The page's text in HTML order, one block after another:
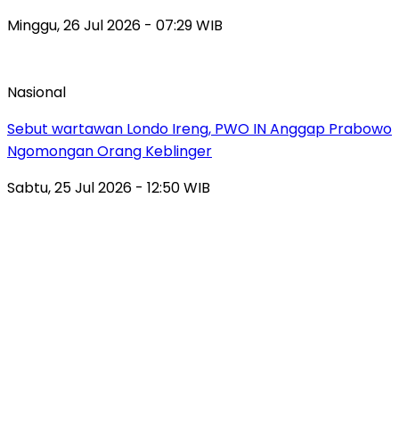
Minggu, 26 Jul 2026 - 07:29 WIB
Nasional
Sebut wartawan Londo Ireng, PWO IN Anggap Prabowo
Ngomongan Orang Keblinger
Sabtu, 25 Jul 2026 - 12:50 WIB